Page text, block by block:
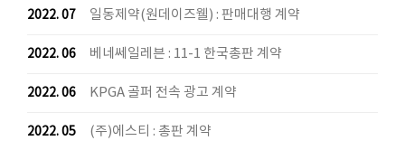
2022. 07 일동제약(원데이즈웰) : 판매대행 계약
2022. 06 베네쎄일레븐 : 11-1 한국총판 계약
2022. 06 KPGA 골퍼 전속 광고 계약
2022. 05 (주)에스티 : 총판 계약